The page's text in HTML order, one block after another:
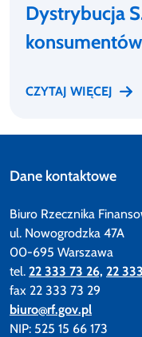
Dystrybucja
CZYTAJ WIĘCEJ
Dane kontaktowe
Biuro Rzecznika
ul. Nowogrodzka 47A
00-695 Warszawa
tel. 22 333 73 26, 22
fax 22 333 73 29
biuro@rf.gov.pl
NIP: 525 15 66 173